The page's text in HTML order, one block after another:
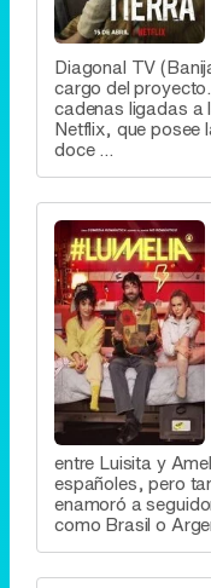
Diagonal TV
cargo del
cadenas ligadas a
Netflix, que posee
doce ...
entre Luisita y
españoles, pero
enamoró a
como Brasil o